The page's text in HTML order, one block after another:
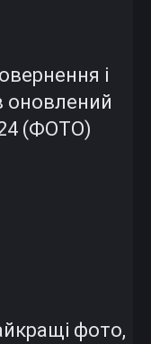
і
оновлений
(ФОТО)
фото,